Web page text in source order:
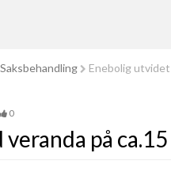
Enebolig utvidet
0
på